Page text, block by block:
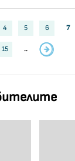
4 5 6 7
15 ..